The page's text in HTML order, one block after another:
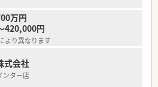
万円
420,000円
より異なります
式会社
ンター店